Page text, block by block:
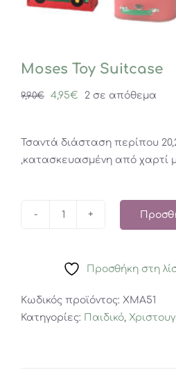
Moses Toy Suitcase
9,90€
Original
9,90€.
4,95€ Η
είναι:
4,95€.
2 σε απόθεμα
Τσαντά διάσταση περίπου
,κατασκευασμένη από χαρτί
ποσότηταΠροσθήκη στη
Κωδικός προϊόντος: XMA51
Κατηγορίες:
Παιδικό,